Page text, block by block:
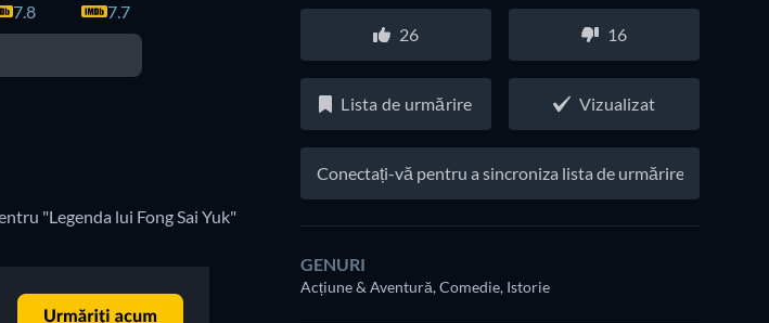
7.8 7.7
"Legenda lui Fong Sai Yuk"
26 16
Lista de urmărire Vizualizat
Conectați-vă pentru a sincroniza lista de urmărire
GENURI
Acțiune & Aventură, Comedie, Istorie